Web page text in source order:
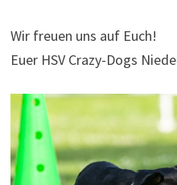
Wir freuen uns auf Euch!
Euer HSV Crazy-Dogs